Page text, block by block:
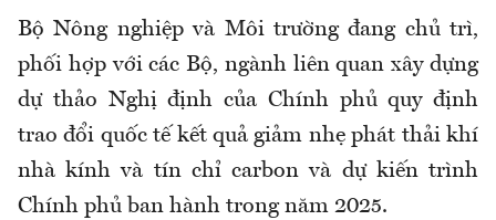
Bộ Nông nghiệp và Môi trường đang chủ trì,
phối hợp với các Bộ, ngành liên quan xây dựng
dự thảo Nghị định của Chính phủ quy định
trao đổi quốc tế kết quả giảm nhẹ phát thải khí
nhà kính và tín chỉ carbon và dự kiến trình
Chính phủ ban hành trong năm 2025.